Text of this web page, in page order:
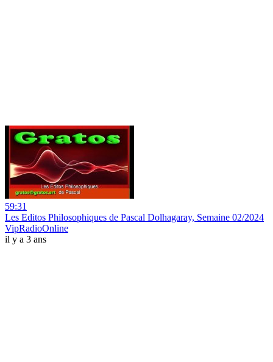
59:31
Les Editos Philosophiques de Pascal Dolhagaray, Semaine 02/2024
VipRadioOnline
il y a 3 ans